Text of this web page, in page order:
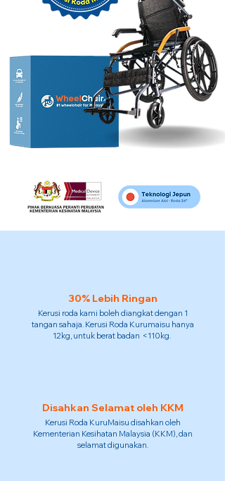
30% Lebih Ringan
Kerusi roda kami boleh diangkat dengan 1
tangan sahaja. Kerusi Roda Kurumaisu hanya
12kg, untuk berat badan <110kg.
Disahkan Selamat oleh KKM
Kerusi Roda KuruMaisu disahkan oleh
Kementerian Kesihatan Malaysia (KKM), dan
selamat digunakan.